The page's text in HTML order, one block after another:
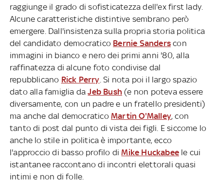
raggiunge il grado di sofisticatezza dell'ex first lady.
Alcune caratteristiche distintive sembrano però
emergere. Dall'insistenza sulla propria storia politica
del candidato democratico Bernie Sanders con
immagini in bianco e nero dei primi anni '80, alla
raffinatezza di alcune foto condivise dal
repubblicano Rick Perry . Si nota poi il largo spazio
dato alla famiglia daJeb Bush (e non poteva essere
diversamente, con un padre e un fratello presidenti)
ma anche dal democratico Martin O'Malley, con
tanto di post dal punto di vista dei figli. E siccome lo
anche lo stile in politica è importante, ecco
l'approccio di basso profilo diMike Huckabee le cui
istantanee raccontano di incontri elettorali quasi
intimi e non di folle.